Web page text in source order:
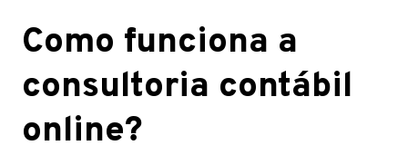
Como funciona a
consultoria contábil
online?